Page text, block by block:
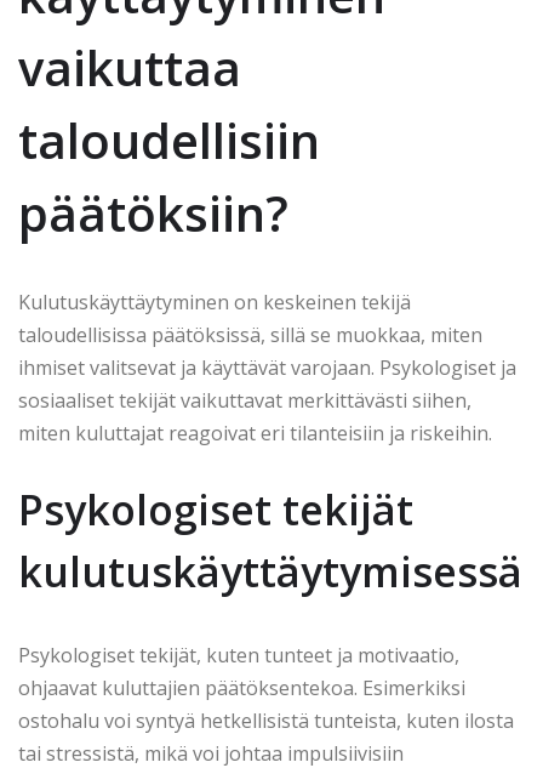
vaikuttaa
taloudellisiin
päätöksiin?
Kulutuskäyttäytyminen on keskeinen tekijä
taloudellisissa päätöksissä, sillä se muokkaa, miten
ihmiset valitsevat ja käyttävät varojaan. Psykologiset ja
sosiaaliset tekijät vaikuttavat merkittävästi siihen,
miten kuluttajat reagoivat eri tilanteisiin ja riskeihin.
Psykologiset tekijät
kulutuskäyttäytymisessä
Psykologiset tekijät, kuten tunteet ja motivaatio,
ohjaavat kuluttajien päätöksentekoa. Esimerkiksi
ostohalu voi syntyä hetkellisistä tunteista, kuten ilosta
tai stressistä, mikä voi johtaa impulsiivisiin